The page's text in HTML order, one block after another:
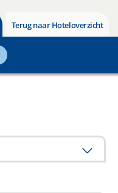
Terug naar Hoteloverzicht